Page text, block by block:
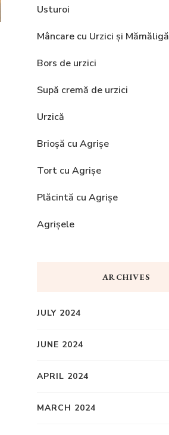
Usturoi
Mâncare cu Urzici și Mămăligă
Bors de urzici
Supă cremă de urzici
Urzică
Brioșă cu Agrișe
Tort cu Agrișe
Plăcintă cu Agrișe
Agrișele
ARCHIVES
JULY 2024
JUNE 2024
APRIL 2024
MARCH 2024